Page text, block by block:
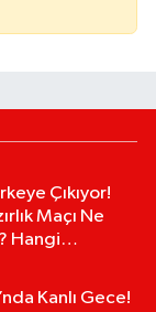
Çıkıyor!
Maçı Ne
Hangi
Kanlı Gece!